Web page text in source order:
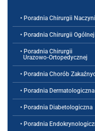
• Poradnia Chirurgii
• Poradnia Chirurgii Ogólnej
• Poradnia Chirurgii
Urazowo-Ortopedycznej
• Poradnia Chorób
• Poradnia Dermatologiczna
• Poradnia Diabetologiczna
• Poradnia